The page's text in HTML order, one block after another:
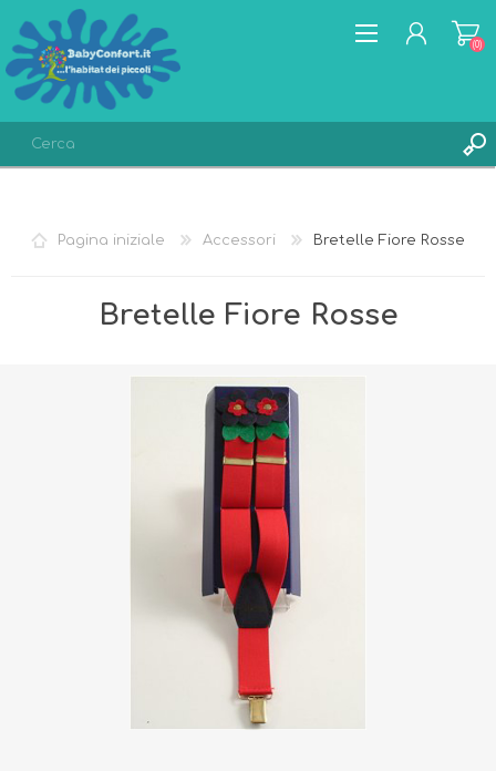
LISTA DEI DESIDERI
(0)
Pagina iniziale Accessori Bretelle Fiore Rosse
Bretelle Fiore Rosse